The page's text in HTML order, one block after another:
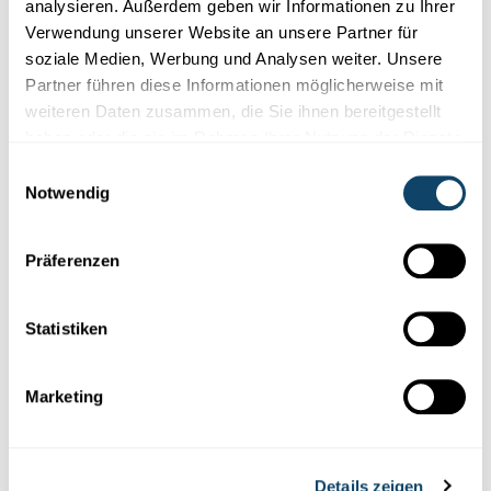
analysieren. Außerdem geben wir Informationen zu Ihrer
Verwendung unserer Website an unsere Partner für
soziale Medien, Werbung und Analysen weiter. Unsere
Partner führen diese Informationen möglicherweise mit
weiteren Daten zusammen, die Sie ihnen bereitgestellt
Notwendig
Präferenzen
Statistiken
Marketing
Details zeigen
EXPERIMENT CHEMIE
Experimentieren
Bau e Schnéimännchen ouni Schnéi – a looss